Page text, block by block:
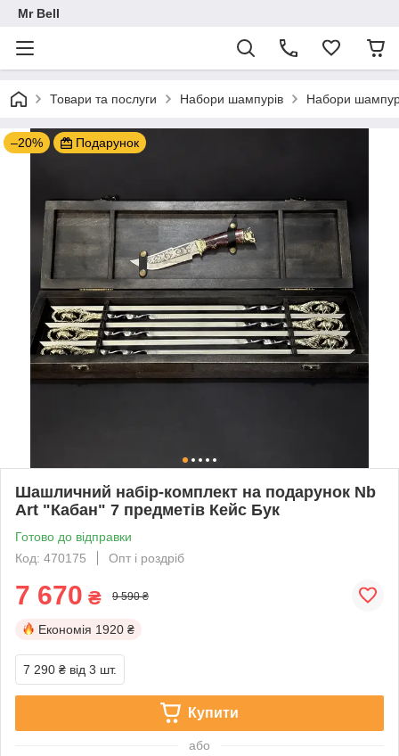
Mr Bell
Товари та послуги Набори шампурів Набори
–20% Подарунок
Шашличний набір-комплект на подарунок Nb
Art "Кабан" 7 предметів Кейс Бук
Готово до відправки
Код: 470175
Опт і роздріб
7 670 ₴ 9 590 ₴
Економія 1920 ₴
7 290 ₴ від 3 шт.
Купити
або